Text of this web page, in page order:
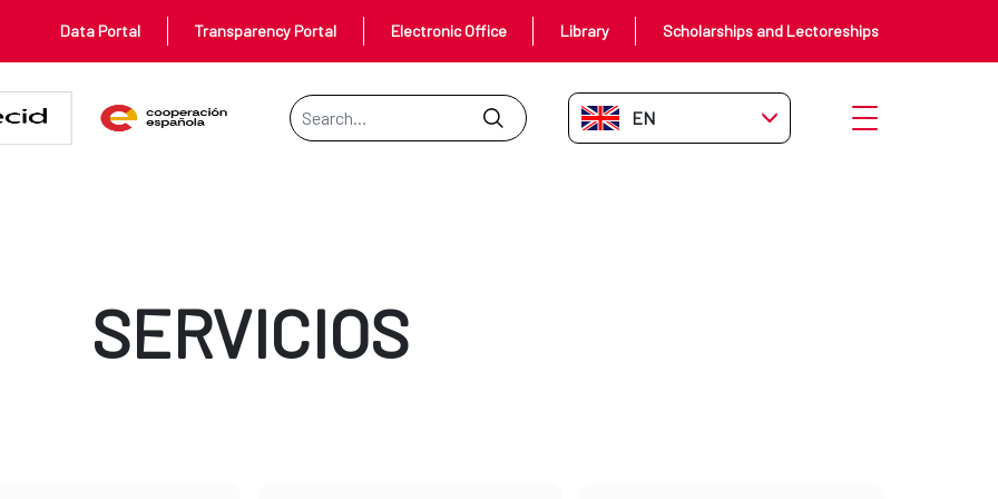
Data Portal Transparency Portal Electronic Office Library Scholarships and Lectoreships
Search Bar
EN-GB Open menu
SERVICIOS